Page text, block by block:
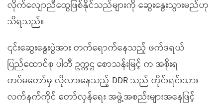
လိုက်လျောညီထွေဖြစ်နိုင်သည်များကို ဆွေးနွေးသွားမည်ဟု
သိရသည်။
၎င်းဆွေးနွေးပွဲအား တက်ရောက်နေသည့် ဖက်ဒရယ်
ပြည်ထောင်စု ပါတီ ဥက္ကဌ စောသန်းမြင့် က အစိုးရ
တပ်မတော်မှ လိုလားနေသည့် DDR သည် တိုင်းရင်းသား
လက်နက်ကိုင် တော်လှန်ရေး အဖွဲ့အစည်းများအနေဖြင့်